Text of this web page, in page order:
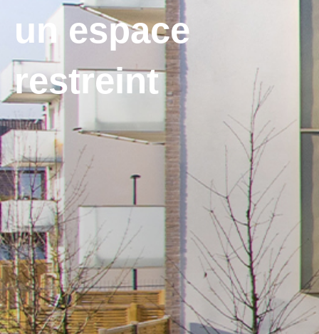
un espace
restreint